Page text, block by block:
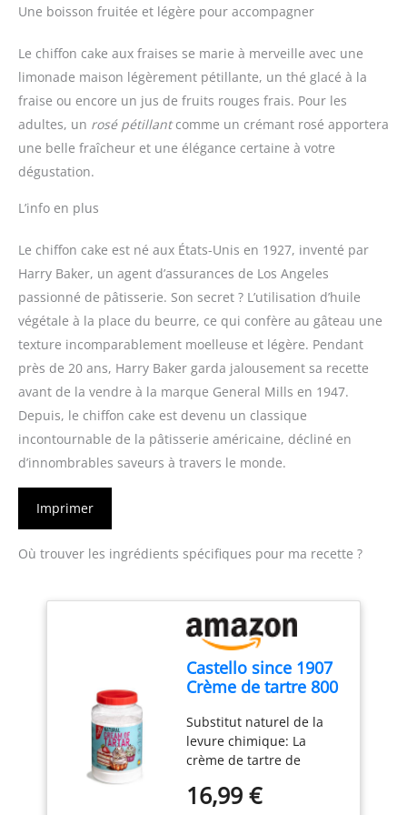
Une boisson fruitée et légère pour accompagner
Le chiffon cake aux fraises se marie à merveille avec une
limonade maison légèrement pétillante, un thé glacé à la
fraise ou encore un jus de fruits rouges frais. Pour les
adultes, un rosé pétillantcomme un crémant rosé apportera
une belle fraîcheur et une élégance certaine à votre
dégustation.
L’info en plus
Le chiffon cake est né aux États-Unis en 1927, inventé par
Harry Baker, un agent d’assurances de Los Angeles
passionné de pâtisserie. Son secret ? L’utilisation d’huile
végétale à la place du beurre, ce qui confère au gâteau une
texture incomparablement moelleuse et légère. Pendant
près de 20 ans, Harry Baker garda jalousement sa recette
avant de la vendre à la marque General Mills en 1947.
Depuis, le chiffon cake est devenu un classique
incontournable de la pâtisserie américaine, décliné en
d’innombrables saveurs à travers le monde.
Imprimer
Où trouver les ingrédients spécifiques pour ma recette ?
Castello since 1907
Crème de tartre 800
Substitut naturel de la
levure chimique: La
crème de tartre de
substitut naturel de la
16,99 €